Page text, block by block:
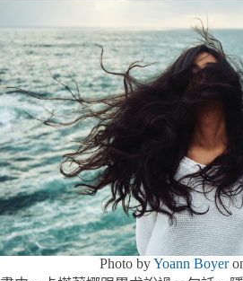
Photo byYoann Boyer